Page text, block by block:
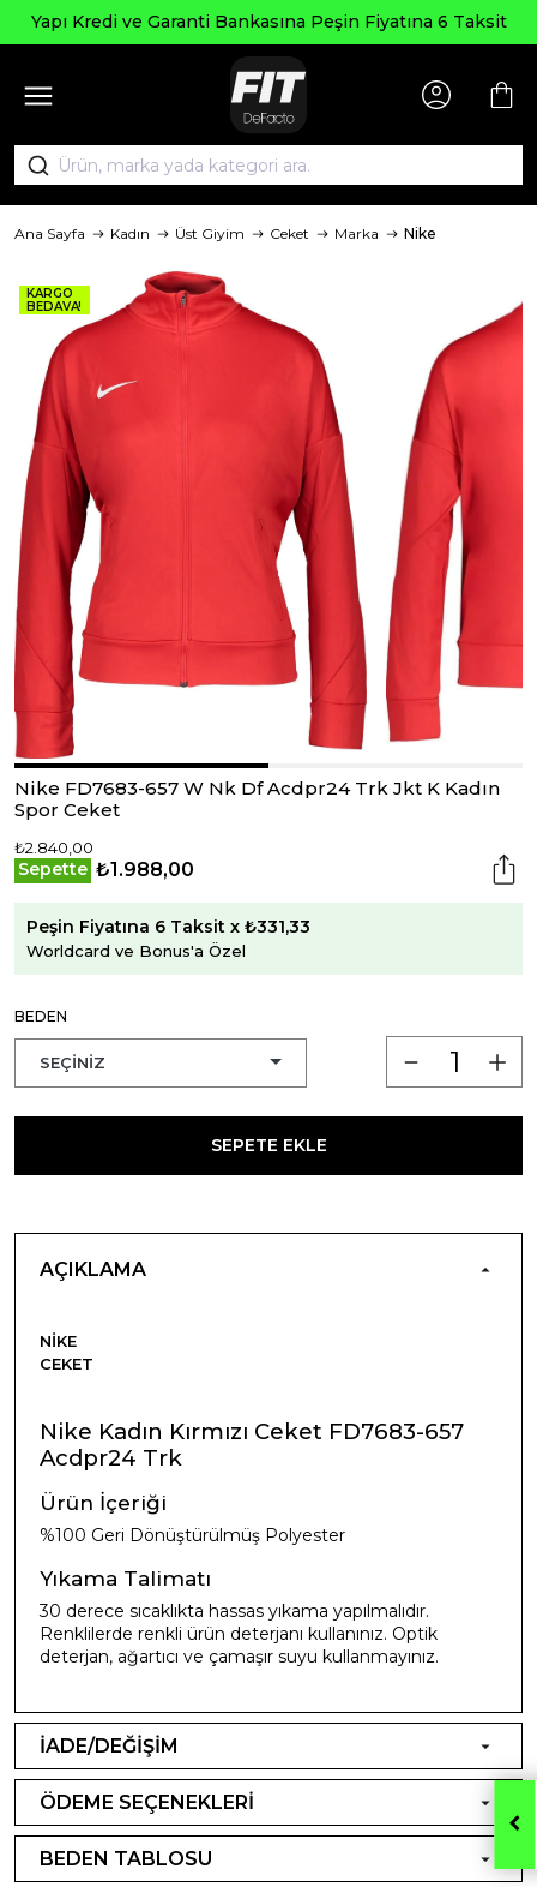
Yapı Kredi ve Garanti Bankasına Peşin Fiyatına 6 Taksit
Ana Sayfa Kadın Üst Giyim Ceket Marka Nike
KARGO
BEDAVA!
Nike FD7683-657 W Nk Df Acdpr24 Trk Jkt K Kadın
Spor Ceket
₺2.840,00
Sepette ₺1.988,00
Peşin Fiyatına 6 Taksit x ₺331,33
Worldcard ve Bonus'a Özel
BEDEN
SEPETE EKLE
AÇIKLAMA
NIKE
CEKET
Nike Kadın Kırmızı Ceket FD7683-657
Acdpr24 Trk
Ürün İçeriği
%100 Geri Dönüştürülmüş Polyester
Yıkama Talimatı
30 derece sıcaklıkta hassas yıkama yapılmalıdır.
Renklilerde renkli ürün deterjanı kullanınız. Optik
deterjan, ağartıcı ve çamaşır suyu kullanmayınız.
İADE/DEĞİŞİM
ÖDEME SEÇENEKLERİ
BEDEN TABLOSU